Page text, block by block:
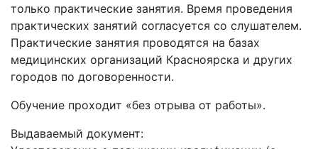
только практические занятия. Время проведения
практических занятий согласуется со слушателем.
Практические занятия проводятся на базах
медицинских организаций Красноярска и других
городов по договоренности.
Обучение проходит «без отрыва от работы».
Выдаваемый документ: